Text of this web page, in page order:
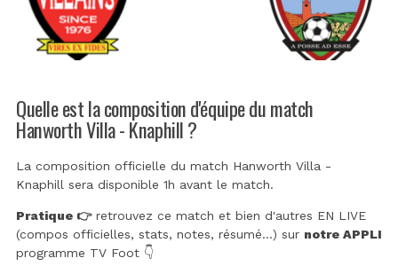
Quelle est la composition d'équipe du match
Hanworth Villa - Knaphill ?
La composition officielle du match Hanworth Villa -
Knaphill sera disponible 1h avant le match.
Pratique 👉retrouvez ce match et bien d'autres EN LIVE
(compos officielles, stats, notes, résumé...) sur notre APPLI
programme TV Foot 👇